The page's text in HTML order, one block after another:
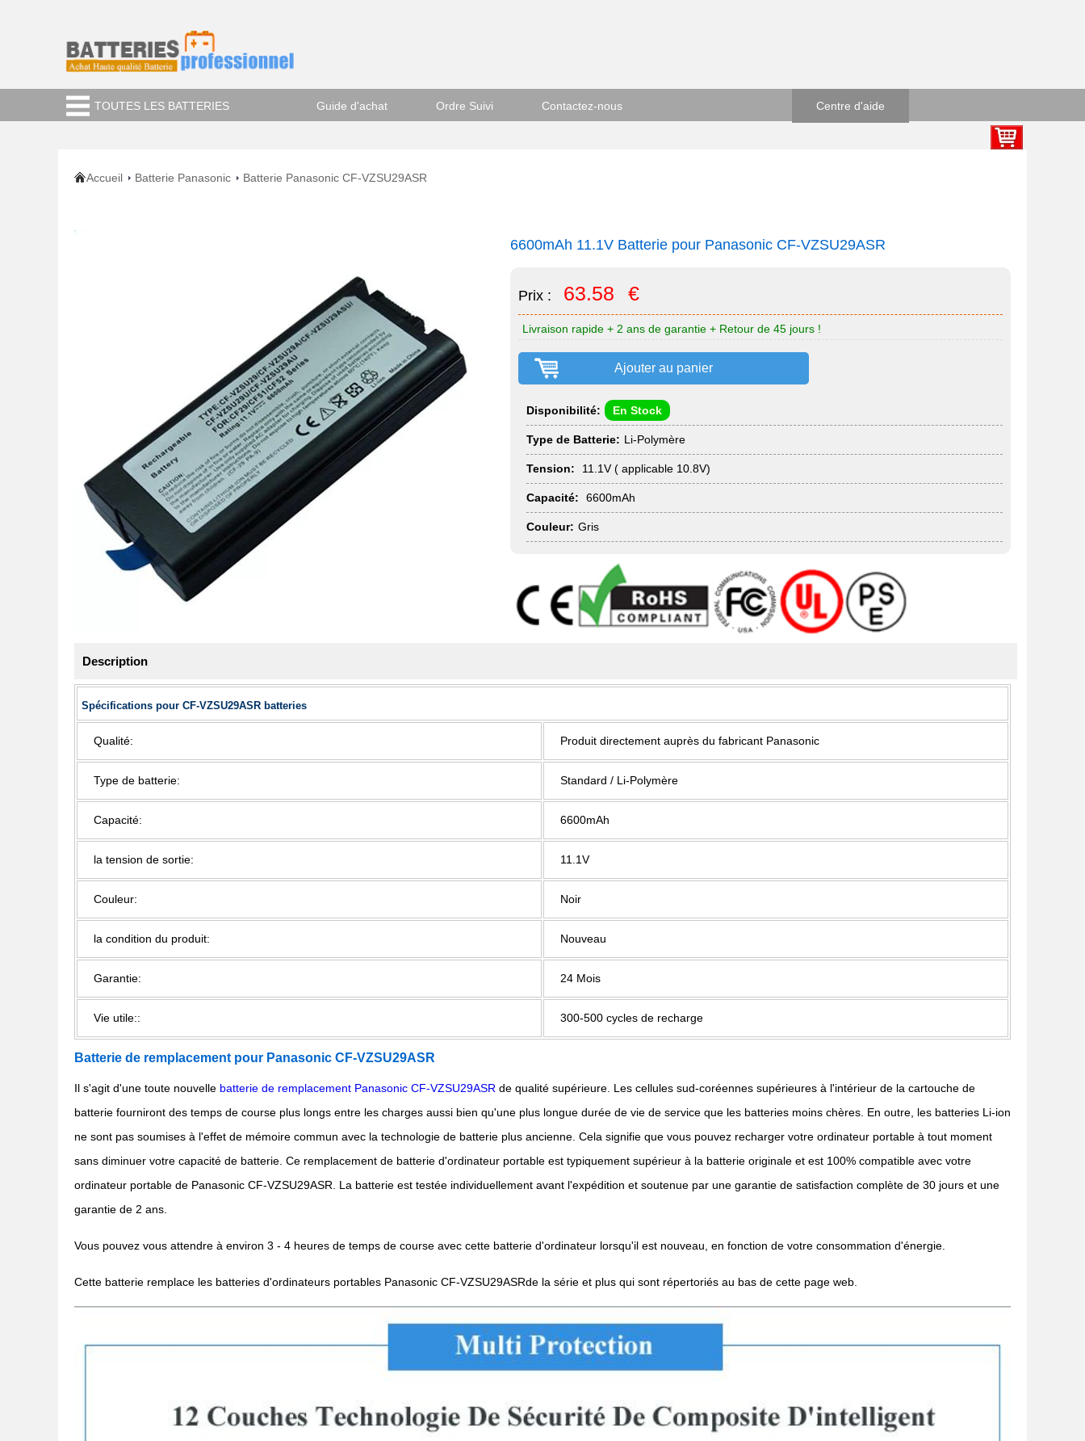
Accueil Batterie Panasonic Batterie Panasonic CF-VZSU29ASR
6600mAh 11.1V Batterie pour Panasonic CF-VZSU29ASR
Prix : 63.58 €
Livraison rapide + 2 ans de garantie + Retour de 45 jours !
Ajouter au panier
Disponibilité: En Stock
Type de Batterie: Li-Polymère
Tension: 11.1V ( applicable 10.8V)
Capacité: 6600mAh
Couleur: Gris
Description
Spécifications pour CF-VZSU29ASR batteries
Qualité: Produit directement auprès du fabricant Panasonic
Type de batterie: Standard / Li-Polymère
Capacité: 6600mAh
la tension de sortie: 11.1V
Couleur: Noir
la condition du produit: Nouveau
Garantie: 24 Mois
Vie utile:: 300-500 cycles de recharge
Batterie de remplacement pour Panasonic CF-VZSU29ASR
Il s'agit d'une toute nouvelle batterie de remplacement Panasonic CF-VZSU29ASR de qualité supérieure. Les cellules sud-coréennes supérieures à l'intérieur de la cartouche de
batterie fourniront des temps de course plus longs entre les charges aussi bien qu'une plus longue durée de vie de service que les batteries moins chères. En outre, les batteries Li-ion
ne sont pas soumises à l'effet de mémoire commun avec la technologie de batterie plus ancienne. Cela signifie que vous pouvez recharger votre ordinateur portable à tout moment
sans diminuer votre capacité de batterie. Ce remplacement de batterie d'ordinateur portable est typiquement supérieur à la batterie originale et est 100% compatible avec votre
ordinateur portable de Panasonic CF-VZSU29ASR. La batterie est testée individuellement avant l'expédition et soutenue par une garantie de satisfaction complète de 30 jours et une
garantie de 2 ans.
Vous pouvez vous attendre à environ 3 - 4 heures de temps de course avec cette batterie d'ordinateur lorsqu'il est nouveau, en fonction de votre consommation d'énergie.
Cette batterie remplace les batteries d'ordinateurs portables Panasonic CF-VZSU29ASRde la série et plus qui sont répertoriés au bas de cette page web.
TOUTES LES BATTERIES Guide d'achat Ordre Suivi Contactez-nous Centre d'aide